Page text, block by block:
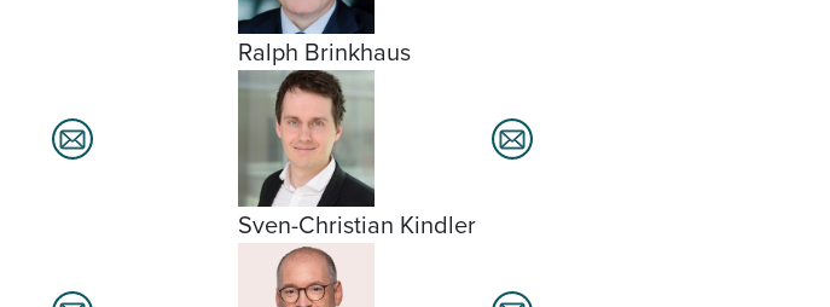
Ralph Brinkhaus
Sven-Christian Kindler